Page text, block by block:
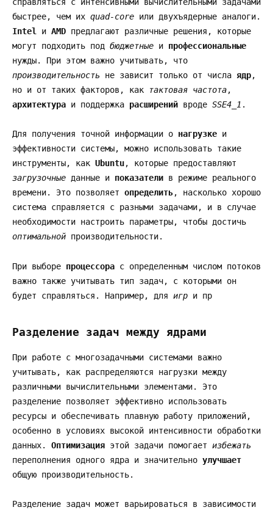
быстрее, чем их quad-core или двухъядерные аналоги.
Intel
и AMD предлагают различные решения, которые
могут подходить под бюджетные и профессиональные
нужды. При этом важно учитывать, что
производительность не зависит только от числа ядр,
но и от таких факторов, как
тактовая частота,
архитектура и поддержка расширений вроде SSE4_1 .
Для получения точной информации о нагрузке и
эффективности системы, можно использовать такие
инструменты, как Ubuntu, которые предоставляют
загрузочные данные и показатели в режиме реального
времени. Это позволяет определить, насколько хорошо
система справляется с разными задачами, и в случае
необходимости настроить параметры, чтобы достичь
оптимальной производительности.
При выборе процессора с определенным числом потоков
важно также учитывать тип задач, с которыми он
будет справляться. Например, для игр и пр
Разделение задач между ядрами
При работе с многозадачными системами важно
учитывать, как распределяются нагрузки между
различными вычислительными элементами. Это
разделение позволяет эффективно использовать
ресурсы и обеспечивать плавную работу приложений,
особенно в условиях высокой интенсивности обработки
данных. Оптимизация этой задачи помогает избежать
переполнения одного ядра и значительно улучшает
общую производительность.
Разделение задач может варьироваться в зависимости